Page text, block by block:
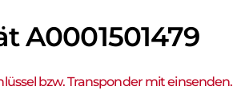
A0001501479
bzw. Transponder mit einsenden.